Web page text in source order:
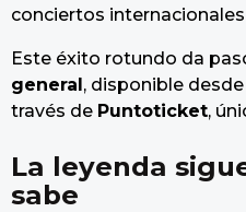
conciertos internacionales
Este éxito rotundo da
general , disponible
través de Puntoticket,
La leyenda
sabe